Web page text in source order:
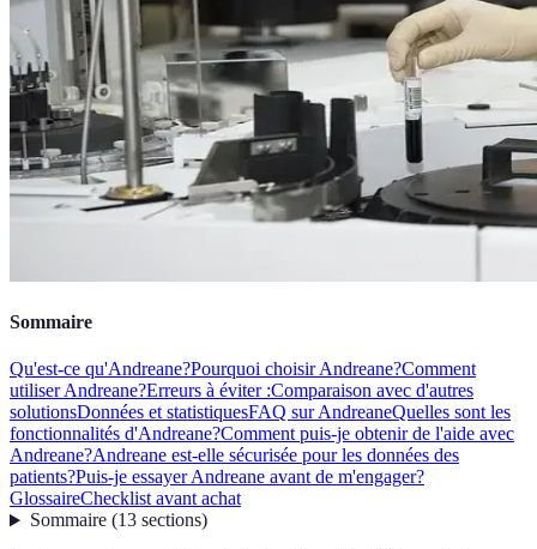
Sommaire
Qu'est-ce qu'Andreane?Pourquoi choisir Andreane?Comment
utiliser Andreane?Erreurs à éviter :Comparaison avec d'autres
solutionsDonnées et statistiquesFAQ sur AndreaneQuelles sont les
fonctionnalités d'Andreane?Comment puis-je obtenir de l'aide avec
Andreane?Andreane est-elle sécurisée pour les données des
patients?Puis-je essayer Andreane avant de m'engager?
GlossaireChecklist avant achat
Sommaire(13 sections)